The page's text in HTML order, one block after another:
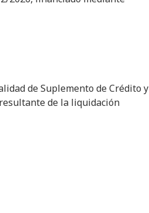
de Suplemento de Crédito y
de la liquidación